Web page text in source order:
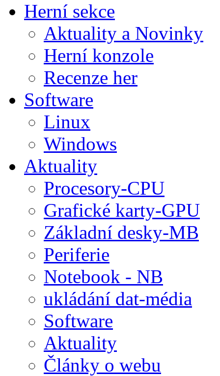
Herní sekce
Aktuality a Novinky
Herní konzole
Recenze her
Software
Linux
Windows
Aktuality
Procesory-CPU
Grafické karty-GPU
Základní desky-MB
Periferie
Notebook - NB
ukládání dat-média
Software
Aktuality
Články o webu